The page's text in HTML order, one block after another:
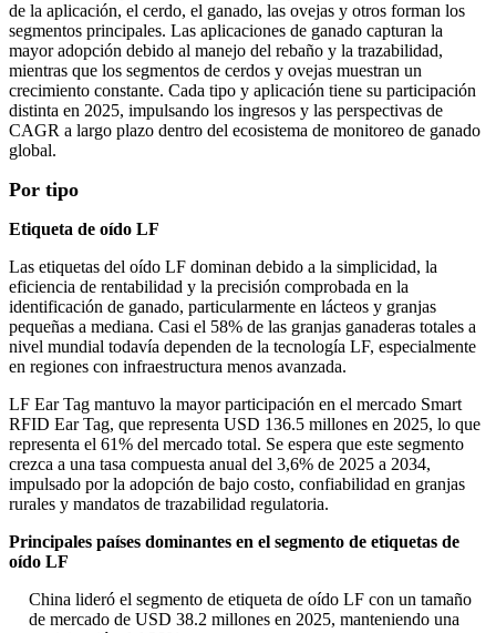
de la aplicación, el cerdo, el ganado, las ovejas y otros forman los
segmentos principales. Las aplicaciones de ganado capturan la
mayor adopción debido al manejo del rebaño y la trazabilidad,
mientras que los segmentos de cerdos y ovejas muestran un
crecimiento constante. Cada tipo y aplicación tiene su participación
distinta en 2025, impulsando los ingresos y las perspectivas de
CAGR a largo plazo dentro del ecosistema de monitoreo de ganado
global.
Por tipo
Etiqueta de oído LF
Las etiquetas del oído LF dominan debido a la simplicidad, la
eficiencia de rentabilidad y la precisión comprobada en la
identificación de ganado, particularmente en lácteos y granjas
pequeñas a mediana. Casi el 58% de las granjas ganaderas totales a
nivel mundial todavía dependen de la tecnología LF, especialmente
en regiones con infraestructura menos avanzada.
LF Ear Tag mantuvo la mayor participación en el mercado Smart
RFID Ear Tag, que representa USD 136.5 millones en 2025, lo que
representa el 61% del mercado total. Se espera que este segmento
crezca a una tasa compuesta anual del 3,6% de 2025 a 2034,
impulsado por la adopción de bajo costo, confiabilidad en granjas
rurales y mandatos de trazabilidad regulatoria.
Principales países dominantes en el segmento de etiquetas de
oído LF
China lideró el segmento de etiqueta de oído LF con un tamaño
de mercado de USD 38.2 millones en 2025, manteniendo una